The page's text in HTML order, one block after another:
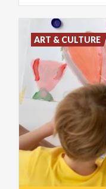
ART & CULTURE